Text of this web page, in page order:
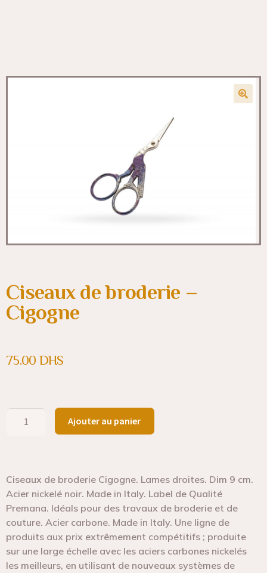
Ciseaux de broderie –
Cigogne
75.00 DHS
Ajouter au panier
Ciseaux de broderie Cigogne. Lames droites. Dim 9 cm.
Acier nickelé noir. Made in Italy. Label de Qualité
Premana. Idéals pour des travaux de broderie et de
couture. Acier carbone. Made in Italy. Une ligne de
produits aux prix extrêmement compétitifs ; produite
sur une large échelle avec les aciers carbones nickelés
les meilleurs, en utilisant de nouveaux systèmes de